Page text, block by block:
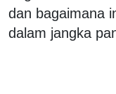
dan bagaimana
dalam jangka